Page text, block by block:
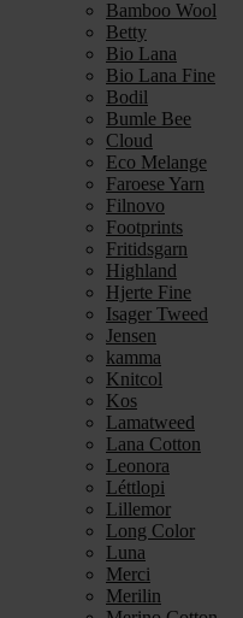
Bamboo Wool
Betty
Bio Lana
Bio Lana Fine
Bodil
Bumle Bee
Cloud
Eco Melange
Faroese Yarn
Filnovo
Footprints
Fritidsgarn
Highland
Hjerte Fine
Isager Tweed
Jensen
kamma
Knitcol
Kos
Lamatweed
Lana Cotton
Leonora
Léttlopi
Lillemor
Long Color
Luna
Merci
Merilin